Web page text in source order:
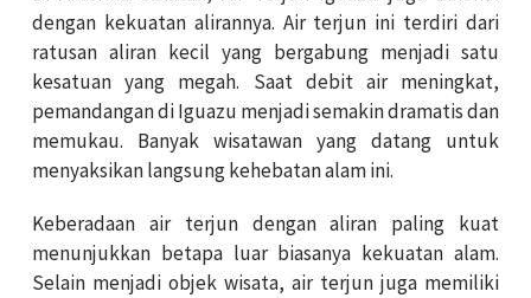
dengan kekuatan alirannya. Air terjun ini terdiri dari
ratusan aliran kecil yang bergabung menjadi satu
kesatuan yang megah. Saat debit air meningkat,
pemandangan di Iguazu menjadi semakin dramatis dan
memukau. Banyak wisatawan yang datang untuk
menyaksikan langsung kehebatan alam ini.
Keberadaan air terjun dengan aliran paling kuat
menunjukkan betapa luar biasanya kekuatan alam.
Selain menjadi objek wisata, air terjun juga memiliki